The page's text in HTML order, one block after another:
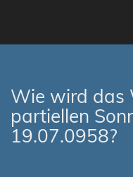
Wie wird das
partiellen
19.07.0958?